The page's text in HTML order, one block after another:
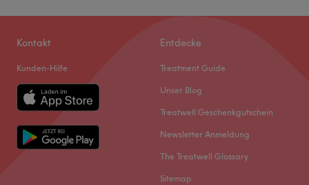
Kontakt
Kunden-Hilfe
Entdecke
Treatment Guide
Unser Blog
Treatwell Geschenkgutschein
Newsletter Anmeldung
The Treatwell Glossary
Sitemap